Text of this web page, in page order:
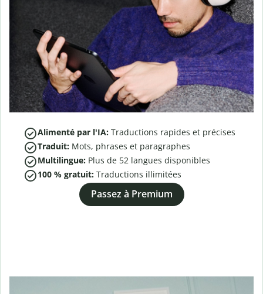
Alimenté par l'IA: Traductions rapides et précises
Traduit: Mots, phrases et paragraphes
Multilingue: Plus de 52 langues disponibles
100 % gratuit: Traductions illimitées
Passez à Premium